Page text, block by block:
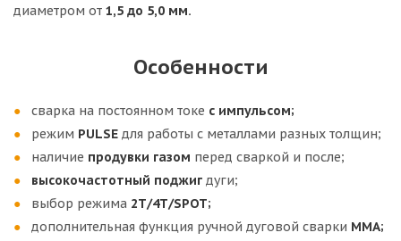
диаметром от 1,5 до 5,0 мм.
Особенности
сварка на постоянном токе с импульсом;
режим PULSE для работы с металлами разных толщин;
наличие продувки газом перед сваркой и после;
высокочастотный поджиг дуги;
выбор режима 2Т/4Т/SPOT;
дополнительная функция ручной дуговой сварки MMA;